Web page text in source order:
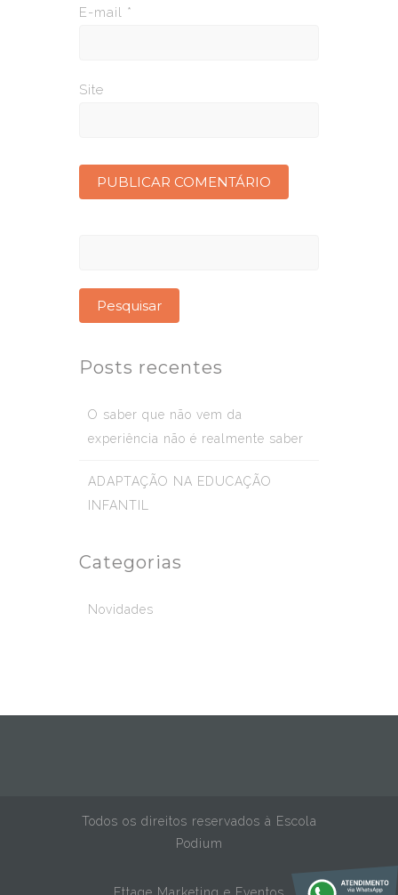
E-mail *
Site
Posts recentes
O saber que não vem da
experiência não é realmente saber
ADAPTAÇÃO NA EDUCAÇÃO
INFANTIL
Categorias
Novidades
Todos os direitos reservados à Escola
Podium